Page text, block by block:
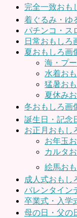
完全一致おも
着ぐるみ・ゆ
パチンコ・ス
日常おもしろ
夏おもしろ画
海・プ
水着お
猛暑お
夏休み
冬おもしろ画
誕生日・記念
お正月おもし
お年玉
カルタ
絵馬お
成人式おもし
バレンタイン
卒業式・入学
母の日・父の